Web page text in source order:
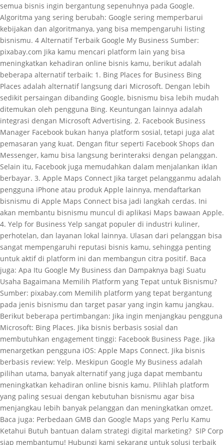
semua bisnis ingin bergantung sepenuhnya pada Google.
Algoritma yang sering berubah: Google sering memperbarui
kebijakan dan algoritmanya, yang bisa mempengaruhi listing
bisnismu. 4 Alternatif Terbaik Google My Business Sumber:
pixabay.com Jika kamu mencari platform lain yang bisa
meningkatkan kehadiran online bisnis kamu, berikut adalah
beberapa alternatif terbaik: 1. Bing Places for Business Bing
Places adalah alternatif langsung dari Microsoft. Dengan lebih
sedikit persaingan dibanding Google, bisnismu bisa lebih mudah
ditemukan oleh pengguna Bing. Keuntungan lainnya adalah
integrasi dengan Microsoft Advertising. 2. Facebook Business
Manager Facebook bukan hanya platform sosial, tetapi juga alat
pemasaran yang kuat. Dengan fitur seperti Facebook Shops dan
Messenger, kamu bisa langsung berinteraksi dengan pelanggan.
Selain itu, Facebook juga memudahkan dalam menjalankan iklan
berbayar. 3. Apple Maps Connect Jika target pelangganmu adalah
pengguna iPhone atau produk Apple lainnya, mendaftarkan
bisnismu di Apple Maps Connect bisa jadi langkah cerdas. Ini
akan membantu bisnismu muncul di aplikasi Maps bawaan Apple.
4. Yelp for Business Yelp sangat populer di industri kuliner,
perhotelan, dan layanan lokal lainnya. Ulasan dari pelanggan bisa
sangat mempengaruhi reputasi bisnis kamu, sehingga penting
untuk aktif di platform ini dan membangun citra positif. Baca
juga: Apa Itu Google My Business dan Dampaknya bagi Suatu
Usaha Bagaimana Memilih Platform yang Tepat untuk Bisnismu?
Sumber: pixabay.com Memilih platform yang tepat bergantung
pada jenis bisnismu dan target pasar yang ingin kamu jangkau.
Berikut beberapa pertimbangan: Jika ingin menjangkau pengguna
Microsoft: Bing Places. Jika bisnis berbasis sosial dan
membutuhkan engagement tinggi: Facebook Business Page. Jika
menargetkan pengguna iOS: Apple Maps Connect. Jika bisnis
berbasis review: Yelp. Meskipun Google My Business adalah
pilihan utama, banyak alternatif yang juga dapat membantu
meningkatkan kehadiran online bisnis kamu. Pilihlah platform
yang paling sesuai dengan kebutuhan bisnismu agar bisa
menjangkau lebih banyak pelanggan dan meningkatkan omzet.
Baca juga: Perbedaan GMB dan Google Maps yang Perlu Kamu
Ketahui Butuh bantuan dalam strategi digital marketing? SIP Corp
siap membantumu! Hubungi kami sekarang untuk solusi terbaik